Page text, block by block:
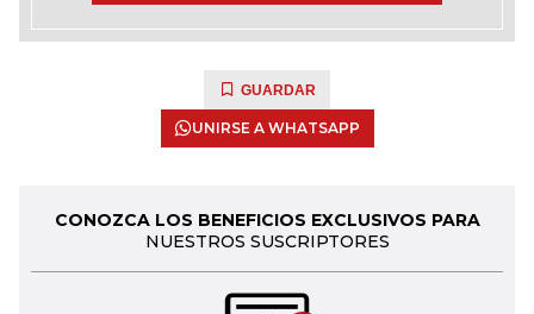
GUARDAR
UNIRSE A WHATSAPP
CONOZCA LOS BENEFICIOS EXCLUSIVOS PARA
NUESTROS SUSCRIPTORES